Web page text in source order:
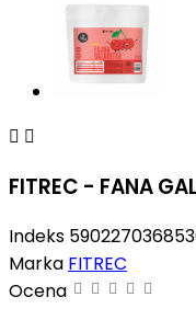
 
FITREC - FANA
Indeks
Marka FITREC
Ocena